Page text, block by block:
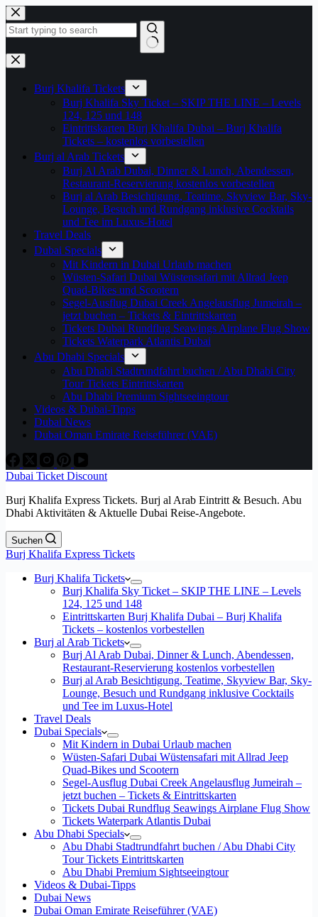
Zum
Inhalt
springen
Keine
Ergebnisse
Burj Khalifa Tickets
Burj Khalifa Sky Ticket – SKIP THE LINE – Levels
124, 125 und 148
Eintrittskarten Burj Khalifa Dubai – Burj Khalifa
Tickets – kostenlos vorbestellen
Burj al Arab Tickets
Burj Al Arab Dubai, Dinner & Lunch, Abendessen,
Restaurant-Reservierung kostenlos vorbestellen
Burj al Arab Besichtigung, Teatime, Skyview Bar, Sky-
Lounge, Besuch und Rundgang inklusive Cocktails
und Tee im Luxus-Hotel
Travel Deals
Dubai Specials
Mit Kindern in Dubai Urlaub machen
Wüsten-Safari Dubai Wüstensafari mit Allrad Jeep
Quad-Bikes und Scootern
Segel-Ausflug Dubai Creek Angelausflug Jumeirah –
jetzt buchen – Tickets & Eintrittskarten
Tickets Dubai Rundflug Seawings Airplane Flug Show
Tickets Waterpark Atlantis Dubai
Abu Dhabi Specials
Abu Dhabi Stadtrundfahrt buchen / Abu Dhabi City
Tour Tickets Eintrittskarten
Abu Dhabi Premium Sightseeingtour
Videos & Dubai-Tipps
Dubai News
Dubai Oman Emirate Reiseführer (VAE)
Dubai Ticket Discount
Burj Khalifa Express Tickets. Burj al Arab Eintritt & Besuch. Abu
Dhabi Aktivitäten & Aktuelle Dubai Reise-Angebote.
Suchen
Burj Khalifa Express Tickets
Burj Khalifa Tickets
Burj Khalifa Sky Ticket – SKIP THE LINE – Levels
124, 125 und 148
Eintrittskarten Burj Khalifa Dubai – Burj Khalifa
Tickets – kostenlos vorbestellen
Burj al Arab Tickets
Burj Al Arab Dubai, Dinner & Lunch, Abendessen,
Restaurant-Reservierung kostenlos vorbestellen
Burj al Arab Besichtigung, Teatime, Skyview Bar, Sky-
Lounge, Besuch und Rundgang inklusive Cocktails
und Tee im Luxus-Hotel
Travel Deals
Dubai Specials
Mit Kindern in Dubai Urlaub machen
Wüsten-Safari Dubai Wüstensafari mit Allrad Jeep
Quad-Bikes und Scootern
Segel-Ausflug Dubai Creek Angelausflug Jumeirah –
jetzt buchen – Tickets & Eintrittskarten
Tickets Dubai Rundflug Seawings Airplane Flug Show
Tickets Waterpark Atlantis Dubai
Abu Dhabi Specials
Abu Dhabi Stadtrundfahrt buchen / Abu Dhabi City
Tour Tickets Eintrittskarten
Abu Dhabi Premium Sightseeingtour
Videos & Dubai-Tipps
Dubai News
Dubai Oman Emirate Reiseführer (VAE)